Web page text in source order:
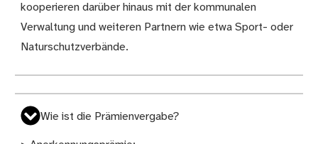
kooperieren darüber hinaus mit der kommunalen
Verwaltung und weiteren Partnern wie etwa Sport- oder
Naturschutzverbände.
Wie ist die Prämienvergabe?